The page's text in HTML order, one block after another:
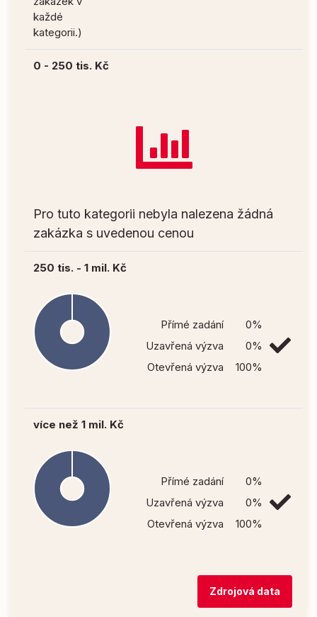
každé
kategorii.)
0 - 250 tis. Kč
Pro tuto kategorii nebyla nalezena žádná
zakázka s uvedenou cenou
250 tis. - 1 mil. Kč
Přímé zadání
0%
Uzavřená výzva
0%
Otevřená výzva
100%
více než 1 mil. Kč
Přímé zadání
0%
Uzavřená výzva
0%
Otevřená výzva
100%
Zdrojová data